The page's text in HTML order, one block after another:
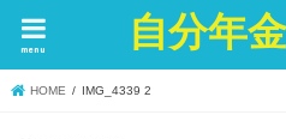
自分年
menu
HOME IMG_4339 2